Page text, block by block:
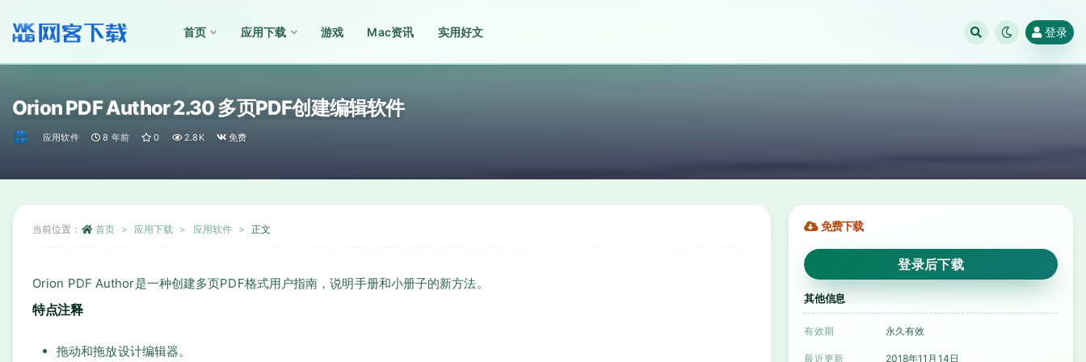
首页 应用下载 游戏 Mac资讯 实用好文 登录
Orion PDF Author 2.30 多页PDF创建编辑软件
应用软件 8 年前 0 2.8K 免费
当前位置： 首页 应用下载 应用软件 正文
Orion PDF Author是一种创建多页PDF格式用户指南，说明手册和小册子的新方法。
特点注释
拖动和拖放设计编辑器。
免费下载
登录后下载
其他信息
有效期 永久有效
最近更新 2018年11月14日